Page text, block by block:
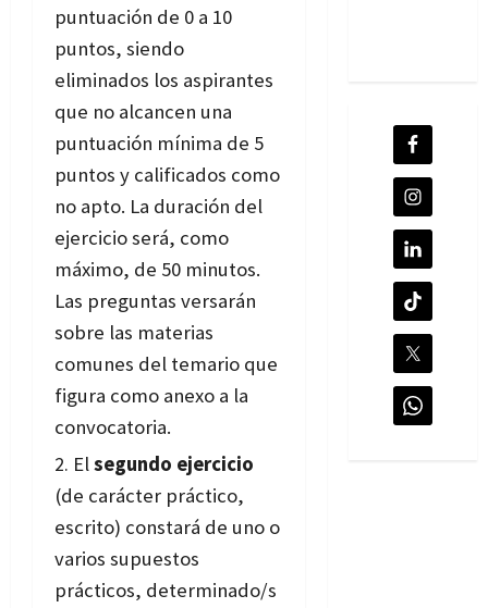
puntuación de 0 a 10
puntos, siendo
eliminados los aspirantes
que no alcancen una
puntuación mínima de 5
puntos y calificados como
no apto. La duración del
ejercicio será, como
máximo, de 50 minutos.
Las preguntas versarán
sobre las materias
comunes del temario que
figura como anexo a la
convocatoria.
Elsegundo ejercicio
(de carácter práctico,
escrito) constará de uno o
varios supuestos
prácticos, determinado/s